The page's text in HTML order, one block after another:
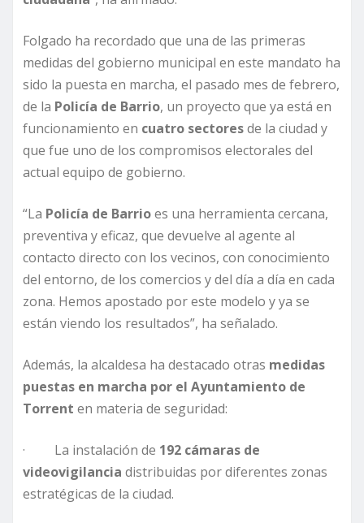
Folgado ha recordado que una de las primeras
medidas del gobierno municipal en este mandato ha
sido la puesta en marcha, el pasado mes de febrero,
de la Policía de Barrio, un proyecto que ya está en
funcionamiento en cuatro sectoresde la ciudad y
que fue uno de los compromisos electorales del
actual equipo de gobierno.
“La Policía de Barrioes una herramienta cercana,
preventiva y eficaz, que devuelve al agente al
contacto directo con los vecinos, con conocimiento
del entorno, de los comercios y del día a día en cada
zona. Hemos apostado por este modelo y ya se
están viendo los resultados”, ha señalado.
Además, la alcaldesa ha destacado otras medidas
puestas en marcha por el Ayuntamiento de
Torrent en materia de seguridad:
· La instalación de 192 cámaras de
videovigilancia distribuidas por diferentes zonas
estratégicas de la ciudad.